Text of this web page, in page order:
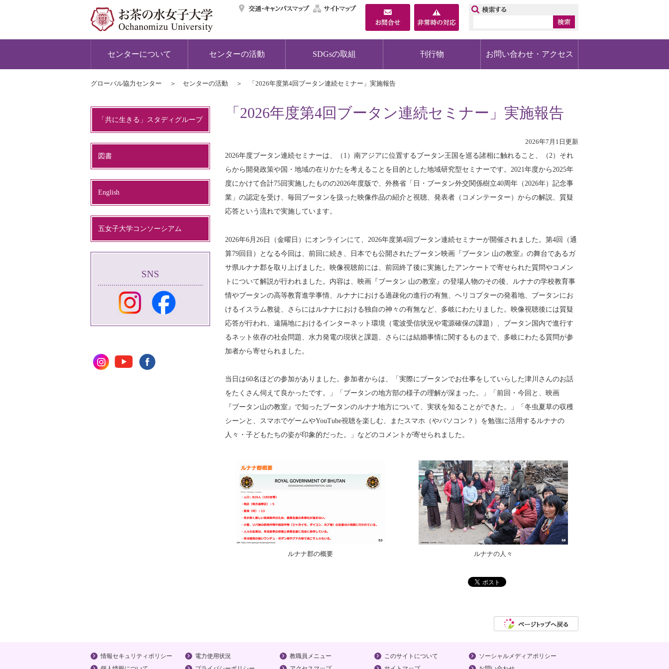
交通・キャンパスマップ
サイトマップ
センターについて センターの活動 SDGsの取組 刊行物 お問い合わせ・アクセス
グローバル協力センター センターの活動 「2026年度第4回ブータン連続セミナー」実施報告
「2026年度第4回ブータン連続セミナー」実施報告
2026年7月1日更新
2026年度ブータン連続セミナーは、（1）南アジアに位置するブータン王国を巡る諸相に触れること、（2）それ
らから開発政策や国・地域の在りかたを考えることを目的とした地域研究型セミナーです。2021年度から2025年
度にかけて合計75回実施したものの2026年度版で、外務省「日・ブータン外交関係樹立40周年（2026年）記念事
業」の認定を受け、毎回ブータンを扱った映像作品の紹介と視聴、発表者（コメンテーター）からの解説、質疑
応答という流れで実施しています。
2026年6月26日（金曜日）にオンラインにて、2026年度第4回ブータン連続セミナーが開催されました。第4回（通
算79回目）となる今回は、前回に続き、日本でも公開されたブータン映画『ブータン 山の教室』の舞台であるガ
サ県ルナナ郡を取り上げました。映像視聴前には、前回終了後に実施したアンケートで寄せられた質問やコメン
トについて解説が行われました。内容は、映画『ブータン 山の教室』の登場人物のその後、ルナナの学校教育事
情やブータンの高等教育進学事情、ルナナにおける過疎化の進行の有無、ヘリコプターの発着地、ブータンにお
けるイスラム教徒、さらにはルナナにおける独自の神々の有無など、多岐にわたりました。映像視聴後には質疑
応答が行われ、遠隔地におけるインターネット環境（電波受信状況や電源確保の課題）、ブータン国内で進行す
るネット依存の社会問題、水力発電の現状と課題、さらには結婚事情に関するものまで、多岐にわたる質問が参
加者から寄せられました。
当日は60名ほどの参加がありました。参加者からは、「実際にブータンでお仕事をしていらした津川さんのお話
をたくさん伺えて良かったです。」「ブータンの地方部の様子の理解が深まった。」「前回・今回と、映画
『ブータン山の教室』で知ったブータンのルナナ地方について、実状を知ることができた。」「冬虫夏草の収穫
シーンと、スマホでゲームやYouTube視聴を楽しむ、またスマホ（やパソコン？）を勉強に活用するルナナの
人々・子どもたちの姿が印象的だった。」などのコメントが寄せられました。
ルナナ郡の概要 ルナナの人々
「共に生きる」スタディグループ
図書
English
五女子大学コンソーシアム
SNS
情報セキュリティポリシー 電力使用状況 教職員メニュー このサイトについて ソーシャルメディアポリシー